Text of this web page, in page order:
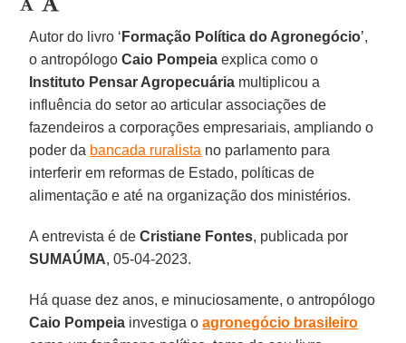
Autor do livro ‘ Formação Política do Agronegócio’,
o antropólogoCaio Pompeia explica como o
Instituto Pensar Agropecuária multiplicou a
influência do setor ao articular associações de
fazendeiros a corporações empresariais, ampliando o
poder da bancada ruralista no parlamento para
interferir em reformas de Estado, políticas de
alimentação e até na organização dos ministérios.
A entrevista é deCristiane Fontes, publicada por
SUMAÚMA, 05-04-2023.
Há quase dez anos, e minuciosamente, o antropólogo
Caio Pompeia investiga oagronegócio brasileiro